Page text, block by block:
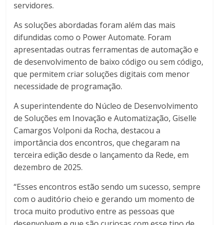
servidores.
As soluções abordadas foram além das mais
difundidas como o Power Automate. Foram
apresentadas outras ferramentas de automação e
de desenvolvimento de baixo código ou sem código,
que permitem criar soluções digitais com menor
necessidade de programação.
A superintendente do Núcleo de Desenvolvimento
de Soluções em Inovação e Automatização, Giselle
Camargos Volponi da Rocha, destacou a
importância dos encontros, que chegaram na
terceira edição desde o lançamento da Rede, em
dezembro de 2025.
“Esses encontros estão sendo um sucesso, sempre
com o auditório cheio e gerando um momento de
troca muito produtivo entre as pessoas que